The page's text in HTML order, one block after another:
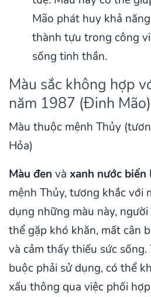
Mão phát huy khả
thành tựu trong công
sống tinh thần.
Màu sắc không hợp
năm 1987 (Đinh Mão)
Màu thuộc mệnh Thủy
Hỏa)
Màu đen và xanh nước biển
mệnh Thủy, tương khắc với
dụng những màu này,
thể gặp khó khăn, mất cân
và cảm thấy thiếu sức
buộc phải sử dụng, có thể
xấu thông qua việc phối